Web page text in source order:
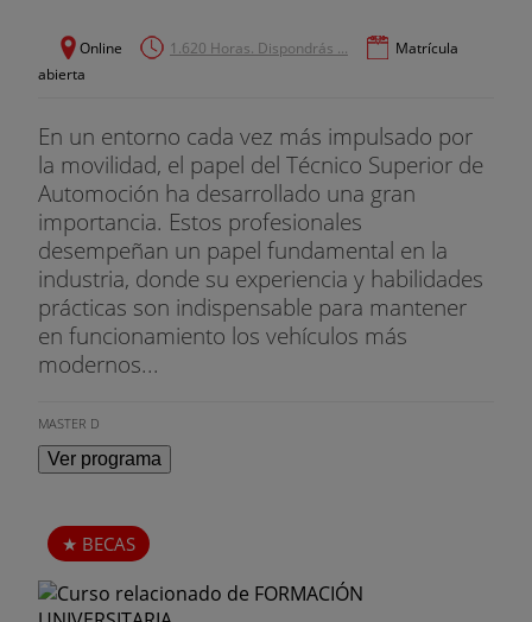
Online 1.620 Horas. Dispondrás ...
Matrícula
abierta
En un entorno cada vez más impulsado por
la movilidad, el papel del Técnico Superior de
Automoción ha desarrollado una gran
importancia. Estos profesionales
desempeñan un papel fundamental en la
industria, donde su experiencia y habilidades
prácticas son indispensable para mantener
en funcionamiento los vehículos más
modernos...
MASTER D
Ver programa
BECAS